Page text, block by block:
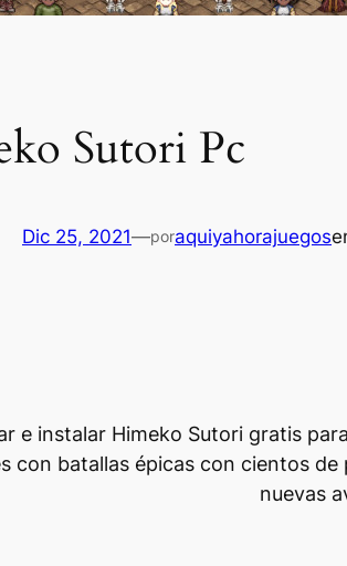
Sutori Pc
Dic 25, 2021—poraquiyahorajuegos
e instalar Himeko Sutori gratis
con batallas épicas con cientos
nuevas